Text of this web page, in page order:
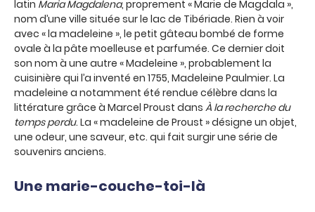
latin Maria Magdalena, proprement « Marie de Magdala »,
nom d’une ville située sur le lac de Tibériade. Rien à voir
avec « la madeleine », le petit gâteau bombé de forme
ovale à la pâte moelleuse et parfumée. Ce dernier doit
son nom à une autre « Madeleine », probablement la
cuisinière qui l’a inventé en 1755, Madeleine Paulmier. La
madeleine a notamment été rendue célèbre dans la
littérature grâce à Marcel Proust dans À la recherche du
temps perdu. La « madeleine de Proust » désigne un objet,
une odeur, une saveur, etc. qui fait surgir une série de
souvenirs anciens.
Une marie-couche-toi-là